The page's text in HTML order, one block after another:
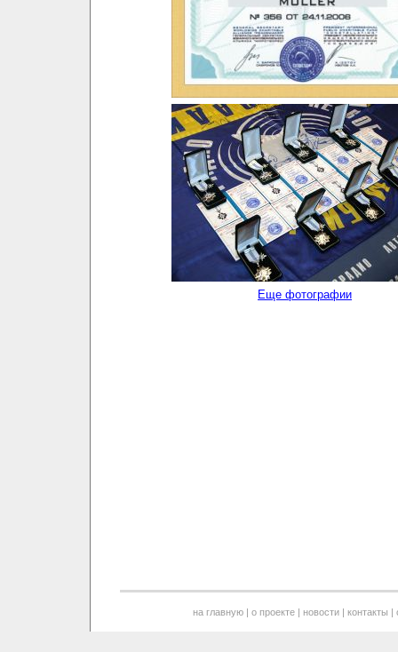
Еще фотографии
на главную| о проекте| новости| контакты |